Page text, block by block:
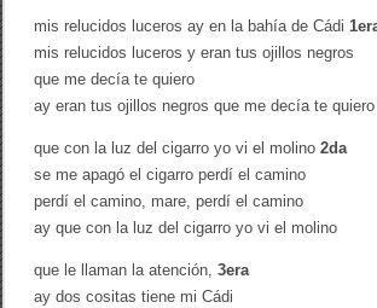
mis relucidos luceros ay en la bahía de Cádi
mis relucidos luceros y eran tus ojillos negros
que me decía te quiero
ay eran tus ojillos negros que me decía te quiero
que con la luz del cigarro yo vi el molino2da
se me apagó el cigarro perdí el camino
perdí el camino, mare, perdí el camino
ay que con la luz del cigarro yo vi el molino
que le llaman la atención,3era
ay dos cositas tiene mi Cádi